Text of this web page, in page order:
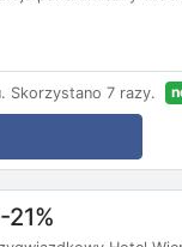
Skorzystano 7 razy.